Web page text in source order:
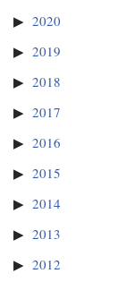
2020
2019
2018
2017
2016
2015
2014
2013
2012